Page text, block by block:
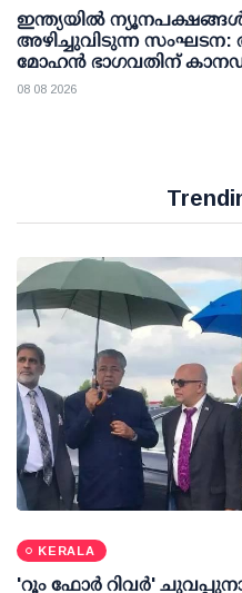
ഇന്ത്യയില്‍
അഴിച്ചുവിടുന്ന
മോഹന്‍ ഭാഗവതിന്
ഏര്‍പ്പെടുത്തണമെന്ന്
08 08 2026
KERALA
'റൂം ഫോര്‍ റിവര്‍'